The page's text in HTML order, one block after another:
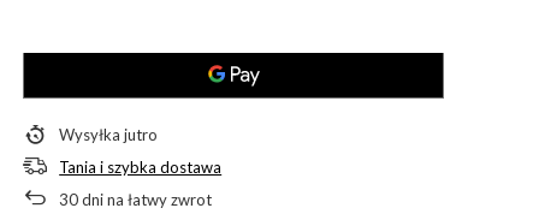
Wysyłkajutro
Tania i szybka dostawa
30dni na łatwy zwrot